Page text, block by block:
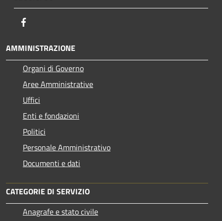
AMMINISTRAZIONE
Organi di Governo
Aree Amministrative
Uffici
Enti e fondazioni
Politici
Personale Amministrativo
Documenti e dati
CATEGORIE DI SERVIZIO
Anagrafe e stato civile